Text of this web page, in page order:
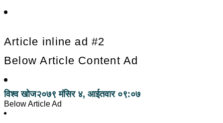
Article inline ad #2
Below Article Content Ad
विश्व खोज२०७९ मंसिर ४, आईतवार ०९:०७
Below Article Ad